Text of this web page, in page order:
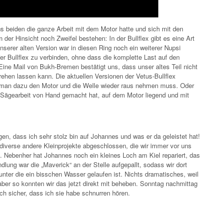
beiden die ganze Arbeit mit dem Motor hatte und sich mit den
Hinsicht noch Zweifel bestehen: In der Bullflex gibt es eine Art
alten Version war in diesen Ring noch ein weiterer Nupsi
Bullflex zu verbinden, ohne dass die komplette Last auf den
Mail von Bukh-Bremen bestätigt uns, dass unser altes Teil nicht
lassen kann. Die aktuellen Versionen der Vetus-Bullflex
dazu den Motor und die Welle wieder raus nehmen muss. Oder
von Hand gemacht hat, auf dem Motor liegend und mit
dass ich sehr stolz bin auf Johannes und was er da geleistet hat!
andere Kleinprojekte abgeschlossen, die wir immer vor uns
hat Johannes noch ein kleines Loch am Kiel repariert, das
war die „Maverick“ an der Stelle aufgepallt, sodass wir dort
die ein bisschen Wasser gelaufen ist. Nichts dramatisches, weil
so konnten wir das jetzt direkt mit beheben. Sonntag nachmittag
sicher, dass ich sie habe schnurren hören.